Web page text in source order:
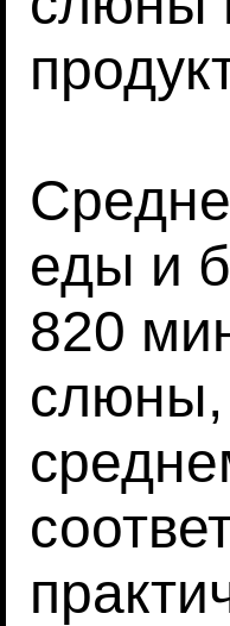
еды и
820
слюны,